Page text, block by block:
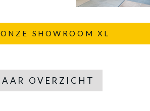
SHOWROOM XL
OVERZICHT